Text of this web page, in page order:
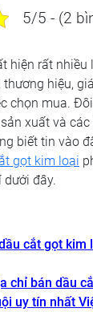
5/5 - (2
hiện rất nhiều
hiệu,
chọn mua.
sản xuất và
biết tin vào
gọt kim loại
dưới đây.
cắt gọt kim
chỉ bán dầu
uy tín nhất